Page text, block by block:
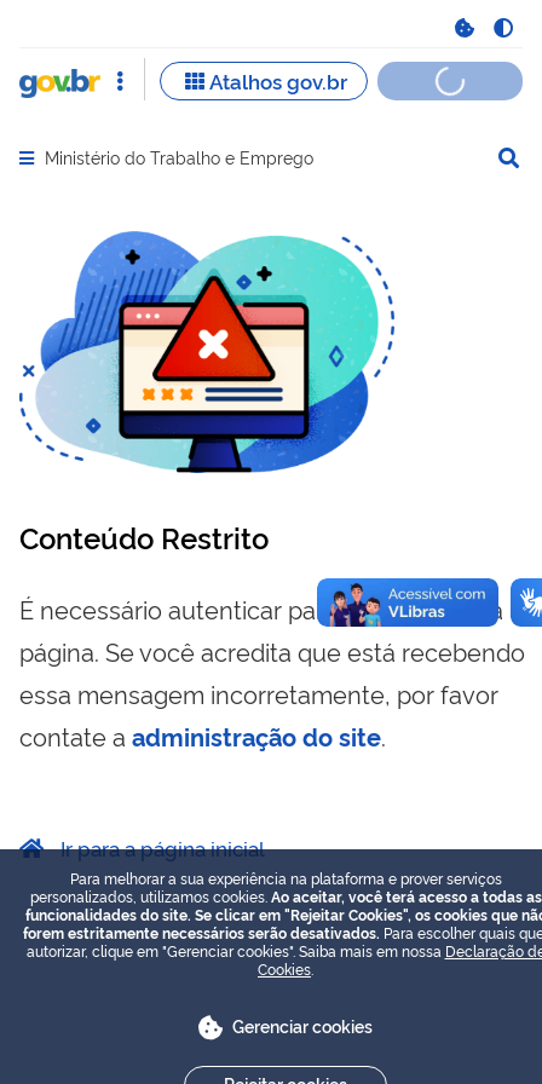
Abrir menu principal de navegação
Ministério do Trabalho e Emprego
Conteúdo Restrito
É necessário autenticar para visualizar essa
página. Se você acredita que está recebendo
essa mensagem incorretamente, por favor
contate a administração do site.
Ir para a página inicial
Para melhorar a sua experiência na plataforma e prover serviços
personalizados, utilizamos cookies. Ao aceitar, você terá acesso a todas as
funcionalidades do site. Se clicar em "Rejeitar Cookies", os cookies que
forem estritamente necessários serão desativados. Para escolher quais
autorizar, clique em "Gerenciar cookies". Saiba mais em nossa Declaração
Cookies
Gerenciar cookies